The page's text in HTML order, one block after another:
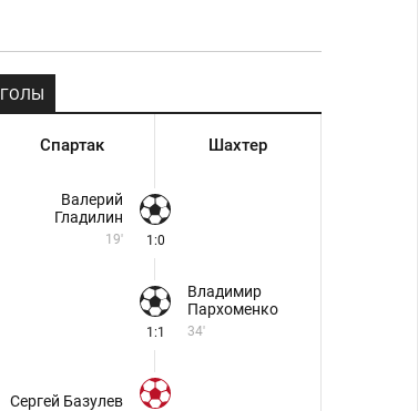
ГОЛЫ
Спартак Шахтер
Валерий
Гладилин
19' 1:0
1:1
Владимир
Пархоменко
34'
Сергей Базулев